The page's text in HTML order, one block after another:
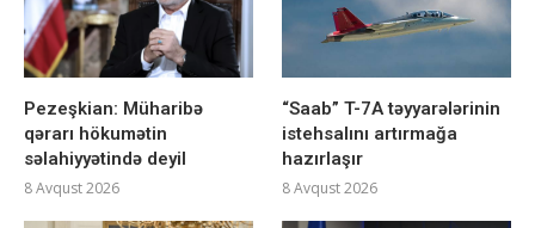
Pezeşkian: Müharibə
qərarı hökumətin
səlahiyyətində deyil
8 Avqust 2026
“Saab” T-7A təyyarələrinin
istehsalını artırmağa
hazırlaşır
8 Avqust 2026